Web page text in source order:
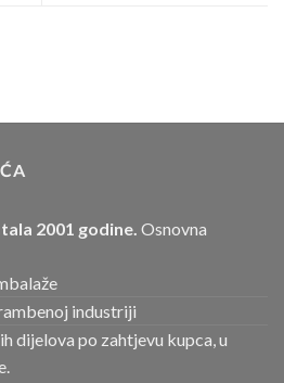
2001 godine. Osnovna
industriji
dijelova po zahtjevu kupca, u